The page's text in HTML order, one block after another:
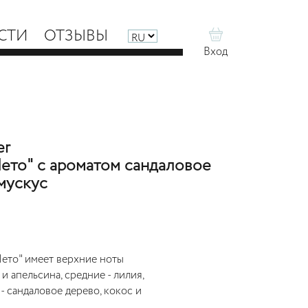
ОТЗЫВЫ
Вход
с ароматом сандаловое
имеет верхние ноты
апельсина, средние - лилия,
дерево, кокос и